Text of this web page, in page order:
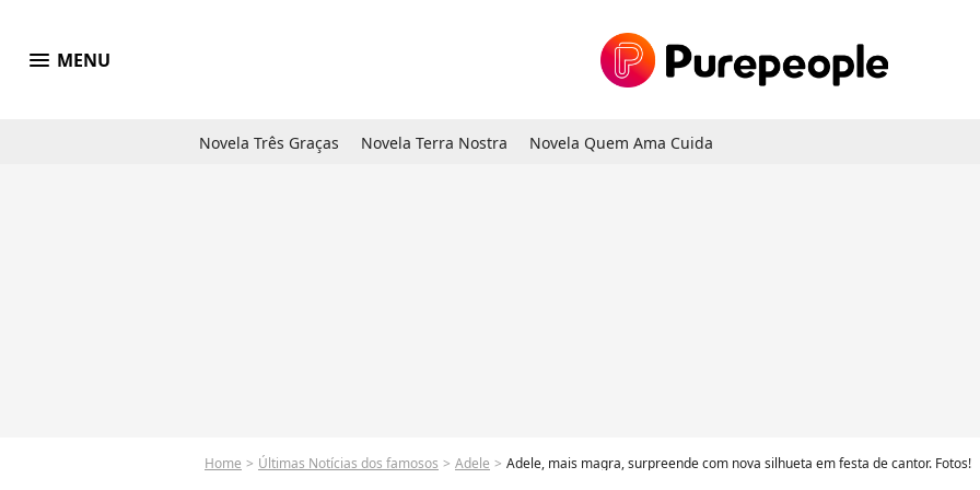
menu MENU
Novela Três Graças Novela Terra Nostra Novela Quem Ama Cuida
Home Últimas Notícias dos famosos Adele Adele, mais magra, surpreende com nova silhueta em festa de cantor. Fotos!